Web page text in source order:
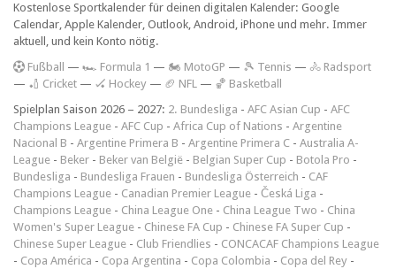
Kostenlose Sportkalender für deinen digitalen Kalender: Google
Calendar, Apple Kalender, Outlook, Android, iPhone und mehr. Immer
aktuell, und kein Konto nötig.
Fußball — 🏎️ Formula 1 — 🏍 MotoGP — 🎾 Tennis — 🚴 Radsport
— 🏏 Cricket — 🏑 Hockey — 🏈 NFL — 🏀 Basketball
Spielplan Saison 2026 – 2027: 2. Bundesliga - AFC Asian Cup - AFC
Champions League - AFC Cup - Africa Cup of Nations - Argentine
Nacional B - Argentine Primera B - Argentine Primera C - Australia A-
League - Beker - Beker van België - Belgian Super Cup - Botola Pro -
Bundesliga - Bundesliga Frauen - Bundesliga Österreich - CAF
Champions League - Canadian Premier League - Česká Liga -
Champions League - China League One - China League Two - China
Women's Super League - Chinese FA Cup - Chinese FA Super Cup -
Chinese Super League - Club Friendlies - CONCACAF Champions League
- Copa América - Copa Argentina - Copa Colombia - Copa del Rey -